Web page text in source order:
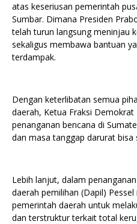
atas keseriusan pemerintah
Sumbar. Dimana Presiden
telah turun langsung meninjau
sekaligus membawa bantuan
terdampak.
Dengan keterlibatan semua
daerah, Ketua Fraksi Demokrat
penanganan bencana di
dan masa tanggap darurat bisa
Lebih lanjut, dalam
daerah pemilihan (Dapil)
pemerintah daerah untuk
dan terstruktur terkait total